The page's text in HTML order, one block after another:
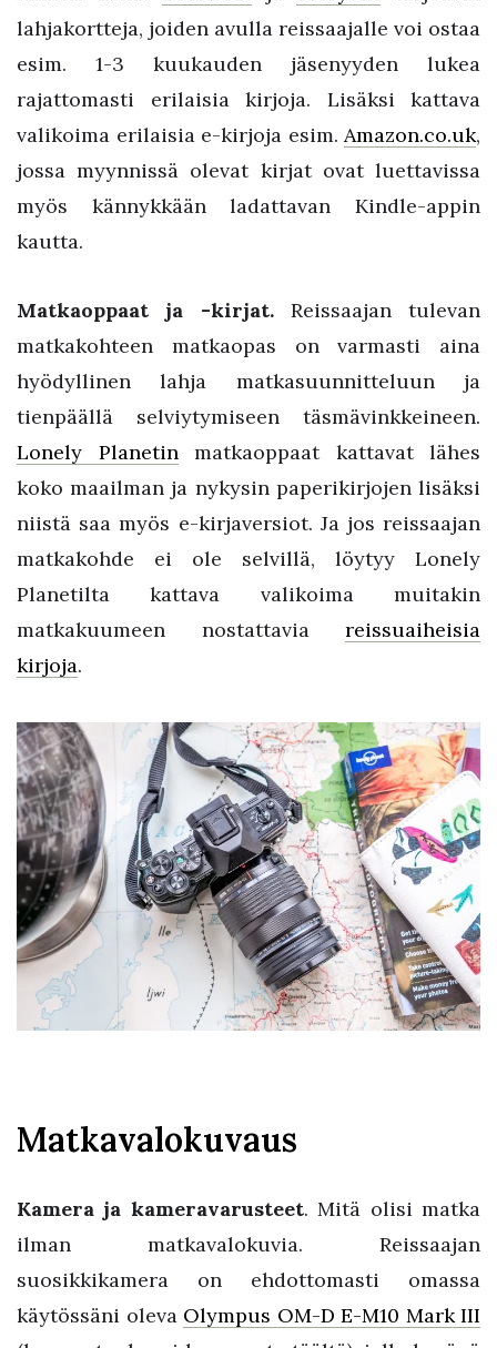
lahjakortteja, joiden avulla reissaajalle voi ostaa
esim. 1-3 kuukauden jäsenyyden lukea
rajattomasti erilaisia kirjoja. Lisäksi kattava
valikoima erilaisia e-kirjoja esim. Amazon.co.uk,
jossa myynnissä olevat kirjat ovat luettavissa
myös kännykkään ladattavan Kindle-appin
kautta.
Matkaoppaat ja -kirjat. Reissaajan tulevan
matkakohteen matkaopas on varmasti aina
hyödyllinen lahja matkasuunnitteluun ja
tienpäällä selviytymiseen täsmävinkkeineen.
Lonely Planetinmatkaoppaat kattavat lähes
koko maailman ja nykysin paperikirjojen lisäksi
niistä saa myös e-kirjaversiot. Ja jos reissaajan
matkakohde ei ole selvillä, löytyy Lonely
Planetilta kattava valikoima muitakin
matkakuumeen nostattavia reissuaiheisia
kirjoja.
Matkavalokuvaus
Kamera ja kameravarusteet. Mitä olisi matka
ilman matkavalokuvia. Reissaajan
suosikkikamera on ehdottomasti omassa
käytössäni oleva Olympus OM-D E-M10 Mark III